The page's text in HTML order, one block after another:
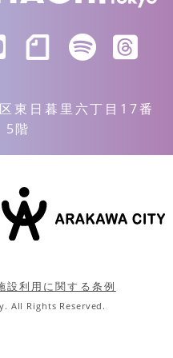
東日暮里六丁目17番
5階
設利用に関する条例
All Rights Reserved.